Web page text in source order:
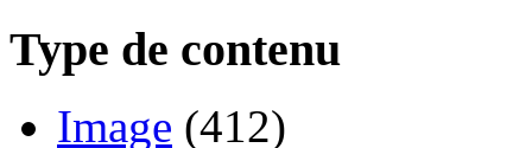
Type de contenu
Image (412)